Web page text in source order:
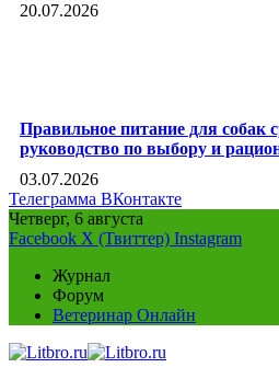
20.07.2026
Правильное питание для собак
руководство по выбору и
03.07.2026
Телеграмма ВКонтакте
Четверг, 6 августа
Facebook X (Твиттер) Instagram
Журнал
Форум
Ветеринар Онлайн